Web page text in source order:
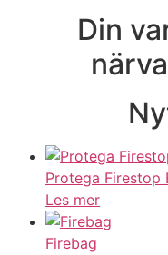
Din
Protega Firestop
Les mer
Firebag